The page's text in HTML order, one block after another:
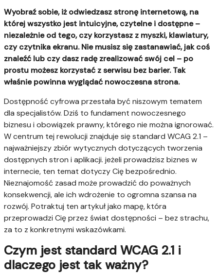
Wyobraź sobie, iż odwiedzasz stronę internetową, na
której wszystko jest intuicyjne, czytelne i dostępne –
niezależnie od tego, czy korzystasz z myszki, klawiatury,
czy czytnika ekranu. Nie musisz się zastanawiać, jak coś
znaleźć lub czy dasz radę zrealizować swój cel – po
prostu możesz korzystać z serwisu bez barier. Tak
właśnie powinna wyglądać nowoczesna strona.
Dostępność cyfrowa przestała być niszowym tematem
dla specjalistów. Dziś to fundament nowoczesnego
biznesu i obowiązek prawny, którego nie można ignorować.
W centrum tej rewolucji znajduje się standard WCAG 2.1 –
najważniejszy zbiór wytycznych dotyczących tworzenia
dostępnych stron i aplikacji. jeżeli prowadzisz biznes w
internecie, ten temat dotyczy Cię bezpośrednio.
Nieznajomość zasad może prowadzić do poważnych
konsekwencji, ale ich wdrożenie to ogromna szansa na
rozwój. Potraktuj ten artykuł jako mapę, która
przeprowadzi Cię przez świat dostępności – bez strachu,
za to z konkretnymi wskazówkami.
Czym jest standard WCAG 2.1 i
dlaczego jest tak ważny?